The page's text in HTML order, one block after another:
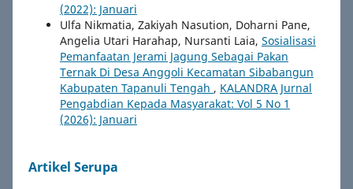
(2022): Januari
Ulfa Nikmatia, Zakiyah Nasution, Doharni Pane,
Angelia Utari Harahap, Nursanti Laia, Sosialisasi
Pemanfaatan Jerami Jagung Sebagai Pakan
Ternak Di Desa Anggoli Kecamatan Sibabangun
Kabupaten Tapanuli Tengah , KALANDRA Jurnal
Pengabdian Kepada Masyarakat: Vol 5 No 1
(2026): Januari
Artikel Serupa